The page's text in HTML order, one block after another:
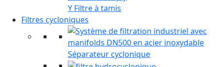
Y Filtre à tamis
Filtres cycloniques
Séparateur cyclonique